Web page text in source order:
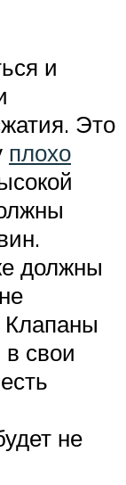
и
Это
плохо
должны
Клапаны
свои
не